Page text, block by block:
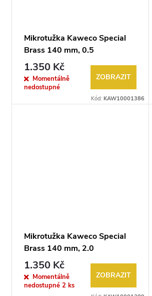
u
Mikrotužka Kaweco Special
Brass 140 mm, 0.5
1.350 Kč
Momentálně
nedostupné
ZOBRAZIT
Kód:KAW10001386
Mikrotužka Kaweco Special
Brass 140 mm, 2.0
1.350 Kč
Momentálně
nedostupné 2 ks
ZOBRAZIT